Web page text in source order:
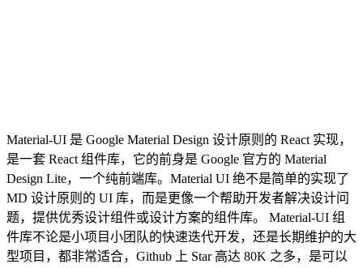
Material-UI 是 Google Material Design 设计原则的 React 实现，
是一套 React 组件库，它的前身是 Google 官方的 Material
Design Lite，一个纯前端库。Material UI 绝不是简单的实现了
MD 设计原则的 UI 库，而是更像一个帮助开发者解决设计问
题，提供优秀设计组件或设计方案的组件库。 Material-UI 组
件库不论是小项目小团队的快速迭代开发，还是长期维护的大
型项目，都非常适合，Github 上 Star 高达 80K 之多，是可以